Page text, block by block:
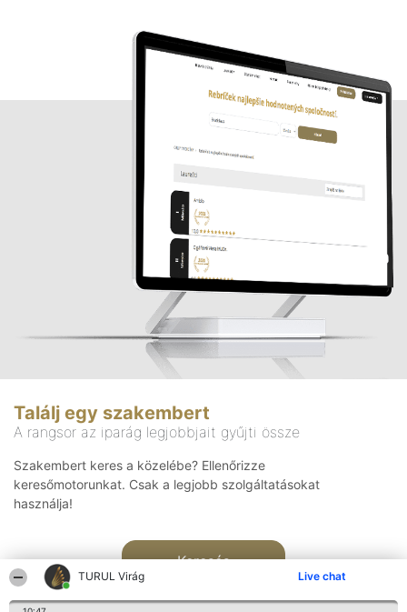
TURUL Virág Live chat
Találj egy szakembert
A rangsor az iparág legjobbjait gyűjti össze
Szakembert keres a közelébe? Ellenőrizze
keresőmotorunkat. Csak a legjobb szolgáltatásokat
használja!
Keresés